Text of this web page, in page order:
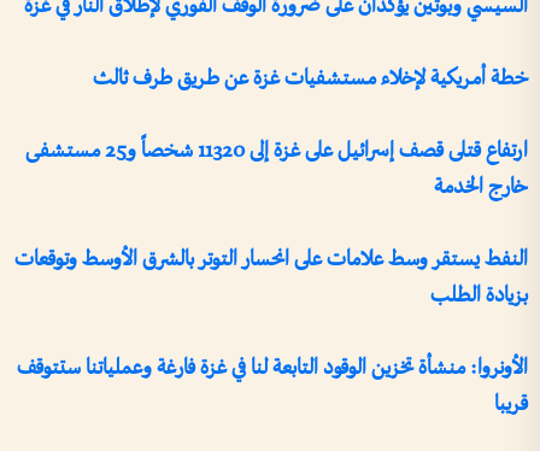
خطة أمريكية لإخلاء مستشفيات غزة عن طريق طرف ثالث
ارتفاع قتلى قصف إسرائيل على غزة إلى 11320 شخصاً و25 مستشفى
خارج الخدمة
النفط يستقر وسط علامات على انحسار التوتر بالشرق الأوسط وتوقعات
بزيادة الطلب
الأونروا: منشأة تخزين الوقود التابعة لنا في غزة فارغة وعملياتنا ستتوقف
قريبا